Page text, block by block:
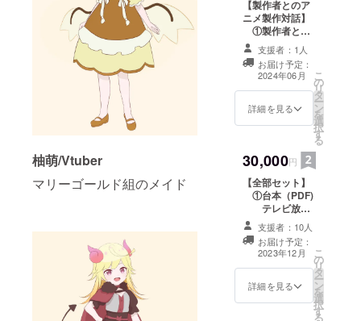
柚萌/Vtuber
マリーゴールド組のメイド
くまの・柚萌・
紫乃咲ほのあ３
名のうちお一人
をお選びくださ
い。 ⑤野水伊
織さんからのお
礼ボイス 収
録時間：１～３
分 提供方
⑥B3ポスター
提供方法：
ご指定いただい
たご住所に宅配
便にてお送りし
ます。
うちお一人をお
選びください。
⑤野水伊織さ
んからのお礼ボ
イス 収録時
間：１～３分
提供方法：
ファイル転送
サービスにてお
届けします。
アクリルコース
ター（スノー
柄） ⑦B3ポス
ター 提供方
法：宅配サービ
スにてお届けし
ます。
送サービスにて
お届けします。
のいずれかに配
分して掲載いた
します。 ※
支援時、必ず備
考欄に掲載を希
望されるお名前
をご記入くださ
い。 ②台
本（PDF) テ
レビ放送５分ア
４サイズ２４
ページ分 提
供方法：台本
（PDF）をメー
ルにてお届けし
ます。 ③描き
下ろし短編ボイ
スドラマ 収
録時間：５分
提供方法：
ファイル転送
サービスにてお
届けします。
【製作者とのア
ニメ製作対話】
①製作者との
アニメ製作対
話 ディスコー
ドにて40分程度
②台本（PDF)
テレビ放送
５分アニメ６話
台本（PDF）を
メールにてお届
けします。 ③
描き下ろし短編
ボイスドラマ
収録時間：
５分 提供方
法：ファイル転
送サービスにて
④出演Vtuber
からのお礼ボイ
支援者：1人
お届け予定：
2024年06月
詳細を見る
こ
の
リ
タ
ー
ン
を
選
択
す
る
30,000円
【全部セット】
①台本（PDF)
テレビ放送
５分アニメ６話
分 A４サイズ
２４ページ分
提供方法：
台本（PDF）を
メールにてお届
けします。 ②
支援者：10人
お届け予定：
2023年12月
詳細を見る
こ
の
リ
タ
ー
ン
を
選
択
す
る